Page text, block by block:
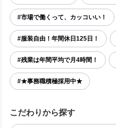
#市場で働くって、カッコいい！
#服装自由！年間休日125日！
#残業は年間平均で月4時間！
#★事務職積極採用中★
こだわりから探す